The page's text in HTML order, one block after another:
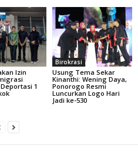
Izin
1
Birokrasi
Usung Tema Sekar
Kinanthi: Wening Daya,
Ponorogo Resmi
Luncurkan Logo Hari
Jadi ke-530